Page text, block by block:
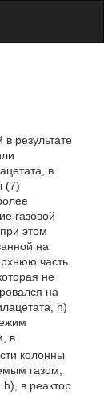
результате
в
(7)
газовой
этом
на
часть
не
на
h)
в
колонны
газом,
в реактор